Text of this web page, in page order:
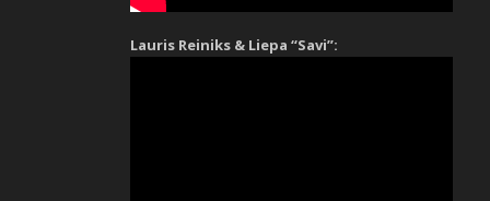
Lauris Reiniks & Liepa “Savi”: